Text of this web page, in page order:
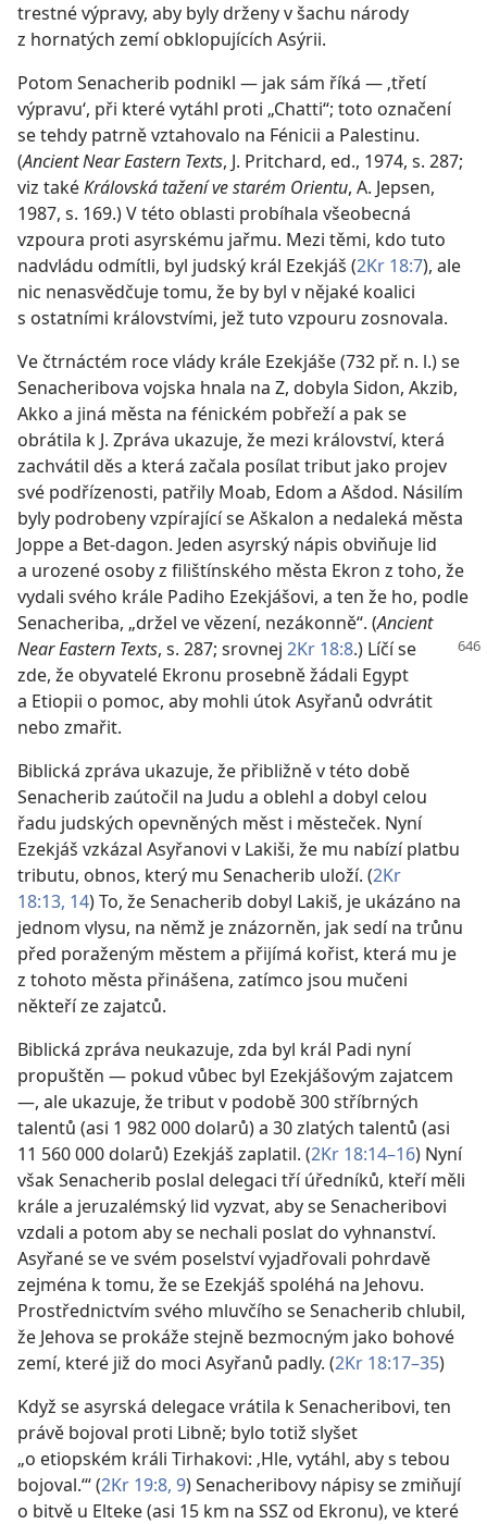
trestné výpravy, aby byly drženy v šachu národy
z hornatých zemí obklopujících Asýrii.
Potom Senacherib podnikl — jak sám říká — ‚třetí
výpravu‘, při které vytáhl proti „Chatti“; toto označení
se tehdy patrně vztahovalo na Fénicii a Palestinu.
(Ancient Near Eastern Texts, J. Pritchard, ed., 1974, s. 287;
viz takéKrálovská tažení ve starém Orientu, A. Jepsen,
1987, s. 169.) V této oblasti probíhala všeobecná
vzpoura proti asyrskému jařmu. Mezi těmi, kdo tuto
nadvládu odmítli, byl judský král Ezekjáš (2Kr 18:7), ale
nic nenasvědčuje tomu, že by byl v nějaké koalici
s ostatními královstvími, jež tuto vzpouru zosnovala.
Ve čtrnáctém roce vlády krále Ezekjáše (732 př. n. l.) se
Senacheribova vojska hnala na Z, dobyla Sidon, Akzib,
Akko a jiná města na fénickém pobřeží a pak se
obrátila k J. Zpráva ukazuje, že mezi království, která
zachvátil děs a která začala posílat tribut jako projev
své podřízenosti, patřily Moab, Edom a Ašdod. Násilím
byly podrobeny vzpírající se Aškalon a nedaleká města
Joppe a Bet-dagon. Jeden asyrský nápis obviňuje lid
a urozené osoby z filištínského města Ekron z toho, že
vydali svého krále Padiho Ezekjášovi, a ten že ho, podle
Senacheriba, „držel ve vězení, nezákonně“. (Ancient
NearEastern Texts, s. 287; srovnej 2Kr 18:8.) Líčí se
zde, že obyvatelé Ekronu prosebně žádali Egypt
a Etiopii o pomoc, aby mohli útok Asyřanů odvrátit
nebo zmařit.
Biblická zpráva ukazuje, že přibližně v této době
Senacherib zaútočil na Judu a oblehl a dobyl celou
řadu judských opevněných měst i městeček. Nyní
Ezekjáš vzkázal Asyřanovi v Lakiši, že mu nabízí platbu
tributu, obnos, který mu Senacherib uloží. (2Kr
18:13, 14) To, že Senacherib dobyl Lakiš, je ukázáno na
jednom vlysu, na němž je znázorněn, jak sedí na trůnu
před poraženým městem a přijímá kořist, která mu je
z tohoto města přinášena, zatímco jsou mučeni
někteří ze zajatců.
Biblická zpráva neukazuje, zda byl král Padi nyní
propuštěn — pokud vůbec byl Ezekjášovým zajatcem
—, ale ukazuje, že tribut v podobě 300 stříbrných
talentů (asi 1 982 000 dolarů) a 30 zlatých talentů (asi
11 560 000 dolarů) Ezekjáš zaplatil. (2Kr 18:14–16) Nyní
však Senacherib poslal delegaci tří úředníků, kteří měli
krále a jeruzalémský lid vyzvat, aby se Senacheribovi
vzdali a potom aby se nechali poslat do vyhnanství.
Asyřané se ve svém poselství vyjadřovali pohrdavě
zejména k tomu, že se Ezekjáš spoléhá na Jehovu.
Prostřednictvím svého mluvčího se Senacherib chlubil,
že Jehova se prokáže stejně bezmocným jako bohové
zemí, které již do moci Asyřanů padly. (2Kr 18:17–35)
Když se asyrská delegace vrátila k Senacheribovi, ten
právě bojoval proti Libně; bylo totiž slyšet
„o etiopském králi Tirhakovi: ‚Hle, vytáhl, aby s tebou
bojoval.‘“ (2Kr 19:8, 9) Senacheribovy nápisy se zmiňují
o bitvě u Elteke (asi 15 km na SSZ od Ekronu), ve které